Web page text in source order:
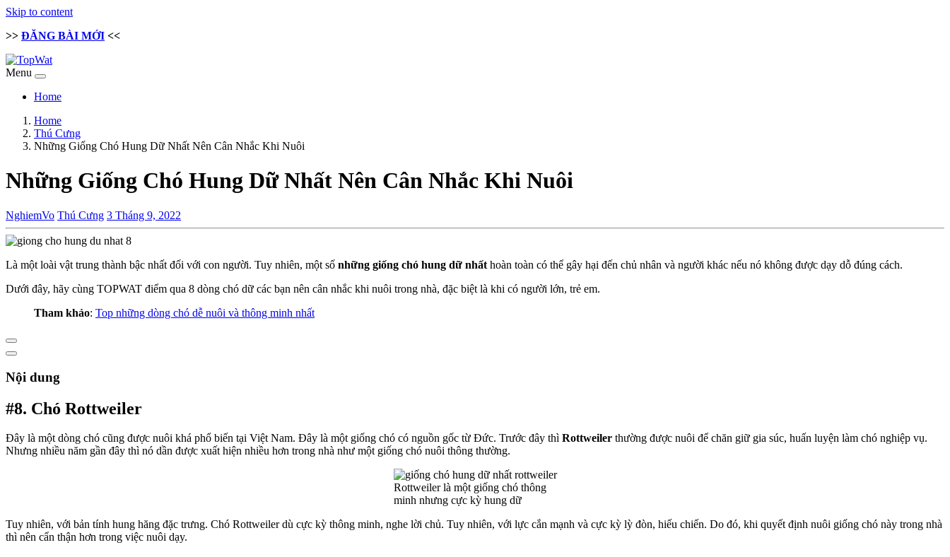
Skip to content
>> ĐĂNG BÀI MỚI <<
Menu
Home
Home
Thú Cưng
Những Giống Chó Hung Dữ Nhất Nên Cân Nhắc Khi Nuôi
Những Giống Chó Hung Dữ Nhất Nên Cân Nhắc Khi Nuôi
NghiemVo Thú Cưng 3 Tháng 9, 2022
Là một loài vật trung thành bậc nhất đối với con người. Tuy nhiên, một số những giống chó hung dữ nhất hoàn toàn có thể gây hại đến chủ nhân và người khác nếu nó không được dạy dỗ đúng cách.
Dưới đây, hãy cùng TOPWAT điểm qua 8 dòng chó dữ các bạn nên cân nhắc khi nuôi trong nhà, đặc biệt là khi có người lớn, trẻ em.
Tham khảo: Top những dòng chó dễ nuôi và thông minh nhất
Nội dung
#8. Chó Rottweiler
Đây là một dòng chó cũng được nuôi khá phổ biến tại Việt Nam. Đây là một giống chó có nguồn gốc từ Đức. Trước đây thì Rottweiler thường được nuôi để chăn giữ gia súc, huấn luyện làm chó nghiệp vụ.
Nhưng nhiều năm gần đây thì nó dần được xuất hiện nhiều hơn trong nhà như một giống chó nuôi thông thường.
Rottweiler là một giống chó thông
minh nhưng cực kỳ hung dữ
Tuy nhiên, với bản tính hung hăng đặc trưng. Chó Rottweiler dù cực kỳ thông minh, nghe lời chủ. Tuy nhiên, với lực cắn mạnh và cực kỳ lỳ đòn, hiếu chiến. Do đó, khi quyết định nuôi giống chó này trong nhà
thì nên cẩn thận hơn trong việc nuôi dạy.